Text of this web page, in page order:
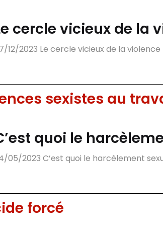
cercle vicieux de la
12/2023 Le cercle vicieux de la
sexistes au
quoi le
05/2023 C’est quoi le harcèlement
forcé